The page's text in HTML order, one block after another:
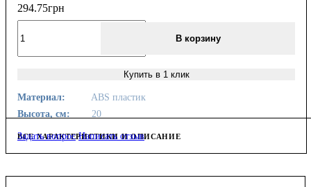
294.75грн
В корзину
Купить в 1 клик
Материал:
ABS пластик
Высота, см:
20
ВСЕ ХАРАКТЕРИСТИКИ И ОПИСАНИЕ
Задать вопрос Написать отзыв